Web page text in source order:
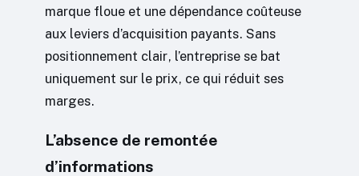
marque floue et une dépendance coûteuse
aux leviers d’acquisition payants. Sans
positionnement clair, l’entreprise se bat
uniquement sur le prix, ce qui réduit ses
marges.
L’absence de remontée
d’informations